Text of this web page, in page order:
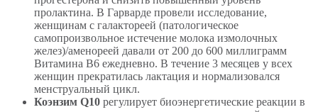
пролактина. В Гарварде провели исследование,
женщинам с галактореей (патологическое
самопроизвольное истечение молока измолочных
желез)/аменореей давали от 200 до 600 миллиграмм
Витамина В6 ежедневно. В течение 3 месяцев у всех
женщин прекратилась лактация и нормализовался
менструальный цикл.
Коэнзим Q10 регулирует биоэнергетические реакции в